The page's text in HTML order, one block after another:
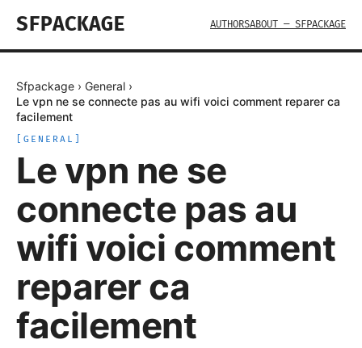
SFPACKAGE AUTHORSABOUT — SFPACKAGE
Sfpackage › General ›
Le vpn ne se connecte pas au wifi voici comment reparer ca
facilement
GENERAL
Le vpn ne se
connecte pas au
wifi voici comment
reparer ca
facilement